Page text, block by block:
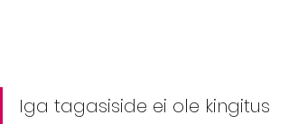
Iga tagasiside ei ole kingitus